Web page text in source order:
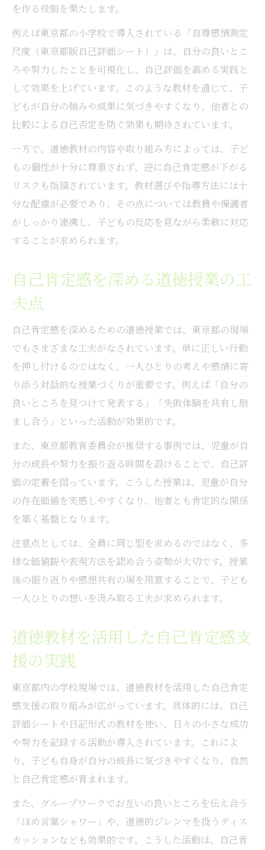
を作る役割を果たします。
例えば東京都の小学校で導入されている「自尊感情測定
尺度（東京都版自己評価シート）」は、自分の良いとこ
ろや努力したことを可視化し、自己評価を高める実践と
して効果を上げています。このような教材を通じて、子
どもが自分の強みや成果に気づきやすくなり、他者との
比較による自己否定を防ぐ効果も期待されています。
一方で、道徳教材の内容や取り組み方によっては、子ど
もの個性が十分に尊重されず、逆に自己肯定感が下がる
リスクも指摘されています。教材選びや指導方法には十
分な配慮が必要であり、その点については教員や保護者
がしっかり連携し、子どもの反応を見ながら柔軟に対応
することが求められます。
自己肯定感を深める道徳授業の工
夫点
自己肯定感を深めるための道徳授業では、東京都の現場
でもさまざまな工夫がなされています。単に正しい行動
を押し付けるのではなく、一人ひとりの考えや感情に寄
り添う対話的な授業づくりが重要です。例えば「自分の
良いところを見つけて発表する」「失敗体験を共有し励
まし合う」といった活動が効果的です。
また、東京都教育委員会が推奨する事例では、児童が自
分の成長や努力を振り返る時間を設けることで、自己評
価の定着を図っています。こうした授業は、児童が自分
の存在価値を実感しやすくなり、他者とも肯定的な関係
を築く基盤となります。
注意点としては、全員に同じ型を求めるのではなく、多
様な価値観や表現方法を認め合う姿勢が大切です。授業
後の振り返りや感想共有の場を用意することで、子ども
一人ひとりの想いを汲み取る工夫が求められます。
道徳教材を活用した自己肯定感支
援の実践
東京都内の学校現場では、道徳教材を活用した自己肯定
感支援の取り組みが広がっています。具体的には、自己
評価シートや日記形式の教材を使い、日々の小さな成功
や努力を記録する活動が導入されています。これによ
り、子ども自身が自分の成長に気づきやすくなり、自然
と自己肯定感が育まれます。
また、グループワークでお互いの良いところを伝え合う
「ほめ言葉シャワー」や、道徳的ジレンマを扱うディス
カッションなども効果的です。こうした活動は、自己肯